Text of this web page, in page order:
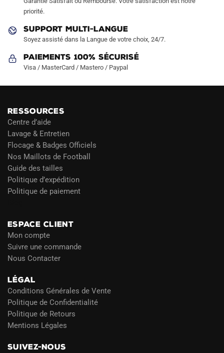
priorité.
SUPPORT MULTI-LANGUE
Soyez assisté dans la Langue de votre choix, 24/7.
Paiements 100% Sécurisé
Visa / MasterCard / Mastero / Paypal
RESSOURCES
Centre d’aide
Lavage & Entretien
Flocage & Badges Officiels
Nos Maillots de Football
Guide des tailles
Politique d’expédition
Politique de paiement
ESPACE CLIENT
Mon compte
Suivre une commande
Nous Contacter
LÉGAL
Conditions Générales de Vente
Politique de Confidentialité
Politique de Retours
Mentions Légales
SUIVEZ-NOUS